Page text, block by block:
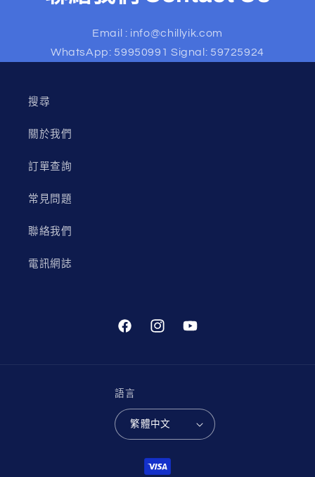
Email : info@chillyik.com
WhatsApp: 59950991 Signal: 59725924
搜尋
關於我們
訂單查詢
常見問題
聯絡我們
電訊網誌
FacebookInstagramYouTube
語言
繁體中文
付